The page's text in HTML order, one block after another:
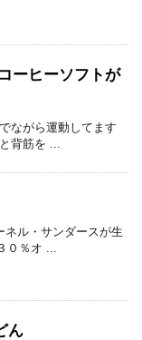
ーヒーソフトが
ながら運動してます
背筋を ...
ネル・サンダースが生
０％オ ...
ん